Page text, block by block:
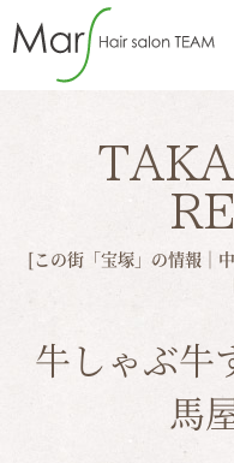
[この街「宝塚」の情報｜
牛しゃぶ
馬